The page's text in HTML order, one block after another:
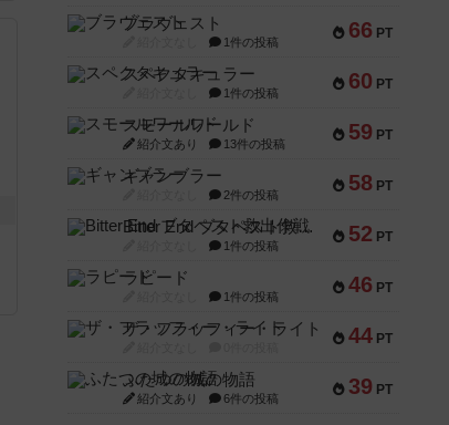
66 PT
ブラヴェスト
1件の投稿
60 PT
スペクタキュラー
1件の投稿
59 PT
スモールワールド
紹介文あり 13件の投稿
58 PT
ギャンブラー
2件の投稿
52 PT
Bitter End ブタペスト救出作戦
1件の投稿
46 PT
ラピード
1件の投稿
44 PT
ザ・フラッフィー・ライト
39 PT
ふたつの城の物語
紹介文あり 6件の投稿